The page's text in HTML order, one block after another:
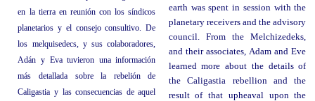
en la tierra en reunión con los síndicos
planetarios y el consejo consultivo. De
los melquisedecs, y sus colaboradores,
Adán y Eva tuvieron una información
más detallada sobre la rebelión de
Caligastia y las consecuencias de aquel
earth was spent in session with the
planetary receivers and the advisory
council. From the Melchizedeks,
and their associates, Adam and Eve
learned more about the details of
the Caligastia rebellion and the
result of that upheaval upon the